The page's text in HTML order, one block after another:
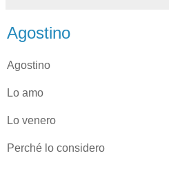
Agostino
Agostino
Lo amo
Lo venero
Perché lo considero